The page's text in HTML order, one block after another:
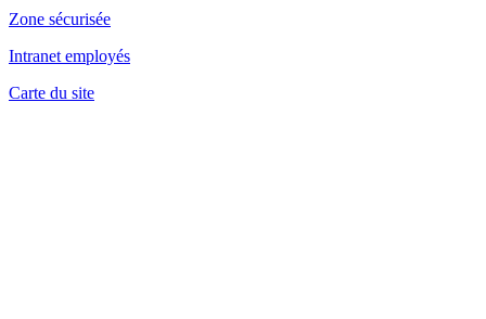
Zone sécurisée
Intranet employés
Carte du site